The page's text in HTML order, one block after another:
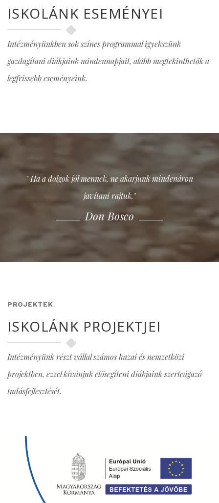
ISKOLÁNK ESEMÉNYEI
Intézményünkben sok színes programmal igyekszünk
gazdagítani diákjaink mindennapjait, alább megtekinthetők a
legfrissebb eseményeink.
Don Bosco
" Ha a dolgok jól mennek, ne akarjunk mindenáron
javítani rajtuk."
Don Bosco
Don Bosco
PROJEKTEK
ISKOLÁNK PROJEKTJEI
Intézményünk részt vállal számos hazai és nemzetközi
projektben, ezzel kívánjuk elősegíteni diákjaink szerteágazó
tudásfejlesztését.